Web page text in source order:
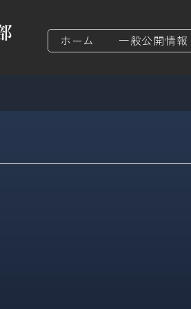
ホーム 一般公開情報